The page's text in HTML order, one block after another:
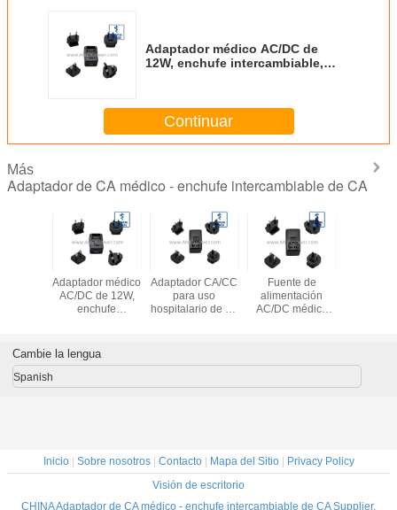
Adaptador médico AC/DC de
12W, enchufe intercambiable,
1A / 24V 0.5A
Continuar
Más
Adaptador de CA médico - enchufe intercambiable de CA
5V 1.2A
Baja
Adaptador médico
AC/DC de 12W,
enchufe
CE CB, grado
médico aislado de
24V 0.5A
Adaptador CA/CC
para uso
hospitalario de 24
estándar
eficiencia, salida
Fuente de
alimentación
AC/DC médica
intercambiable,
20V
Cambie la lengua
Spanish
Inicio| Sobre nosotros| Contacto| Mapa del Sitio|
Privacy Policy
Visión de escritorio
CHINA Adaptador de CA médico - enchufe intercambiable de CA Supplier.